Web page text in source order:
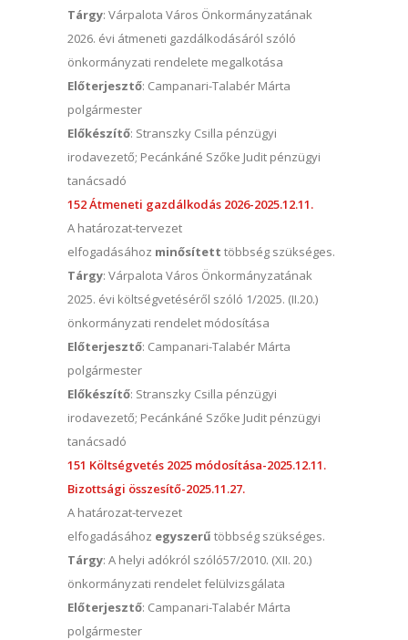
Tárgy: Várpalota Város Önkormányzatának
2026. évi átmeneti gazdálkodásáról szóló
önkormányzati rendelete megalkotása
Előterjesztő: Campanari-Talabér Márta
polgármester
Előkészítő: Stranszky Csilla pénzügyi
irodavezető; Pecánkáné Szőke Judit pénzügyi
tanácsadó
152 Átmeneti gazdálkodás 2026-2025.12.11.
A határozat-tervezet
elfogadásához minősített többség szükséges.
Tárgy: Várpalota Város Önkormányzatának
2025. évi költségvetéséről szóló 1/2025. (II.20.)
önkormányzati rendelet módosítása
Előterjesztő: Campanari-Talabér Márta
polgármester
Előkészítő: Stranszky Csilla pénzügyi
irodavezető; Pecánkáné Szőke Judit pénzügyi
tanácsadó
151 Költségvetés 2025 módosítása-2025.12.11.
Bizottsági összesítő-2025.11.27.
A határozat-tervezet
elfogadásához egyszerű többség szükséges.
Tárgy: A helyi adókról szóló57/2010. (XII. 20.)
önkormányzati rendelet felülvizsgálata
Előterjesztő: Campanari-Talabér Márta
polgármester